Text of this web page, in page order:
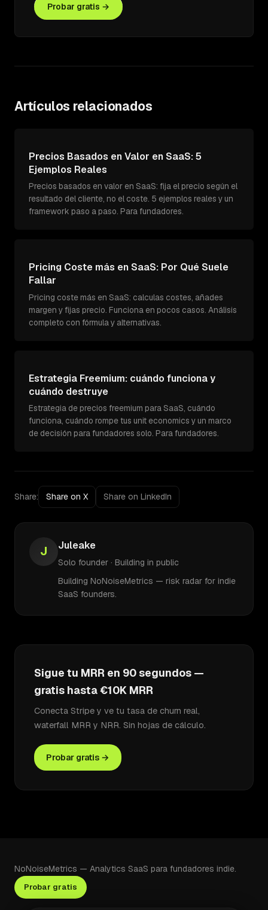
Probar gratis →
Artículos relacionados
Precios Basados en Valor en SaaS: 5
Ejemplos Reales
Precios basados en valor en SaaS: fija el precio según el
resultado del cliente, no el coste. 5 ejemplos reales y un
framework paso a paso. Para fundadores.
Pricing Coste más en SaaS: Por Qué Suele
Fallar
Pricing coste más en SaaS: calculas costes, añades
margen y fijas precio. Funciona en pocos casos. Análisis
completo con fórmula y alternativas.
Estrategia Freemium: cuándo funciona y
cuándo destruye
Estrategia de precios freemium para SaaS, cuándo
funciona, cuándo rompe tus unit economics y un marco
de decisión para fundadores solo. Para fundadores.
Share: Share on X Share on LinkedIn
J Juleake
Solo founder · Building in public
Building NoNoiseMetrics — risk radar for indie
SaaS founders.
Sigue tu MRR en 90 segundos —
gratis hasta €10K MRR
Conecta Stripe y ve tu tasa de churn real,
waterfall MRR y NRR. Sin hojas de cálculo.
Probar gratis →
NoNoiseMetrics — Analytics SaaS para fundadores indie.
Probar gratis